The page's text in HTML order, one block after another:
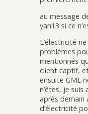
au message
yan13 si ce
L’électricité
problèmes
mentionnés
client captif,
ensuite GML
n’êtes, je
après demain
d’électricité